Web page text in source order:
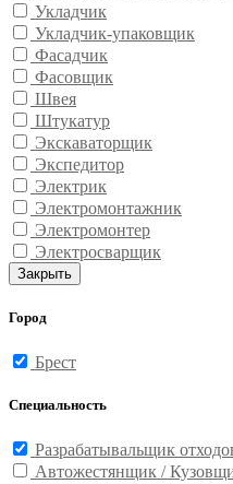
Укладчик
Укладчик-упаковщик
Фасадчик
Фасовщик
Швея
Штукатур
Экскаваторщик
Экспедитор
Электрик
Электромонтажник
Электромонтер
Электросварщик
Закрыть
Город
Брест
Специальность
Разрабатывальщик
Автожестянщик /